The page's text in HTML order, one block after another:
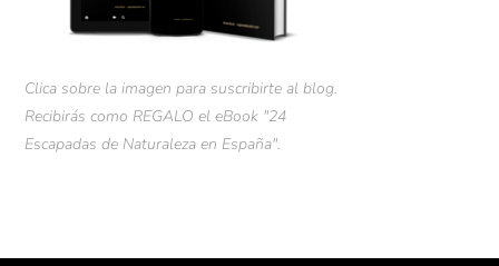
Clica sobre la imagen para suscribirte al blog.
Recibirás como REGALO el eBook "24
Escapadas de Naturaleza en España".